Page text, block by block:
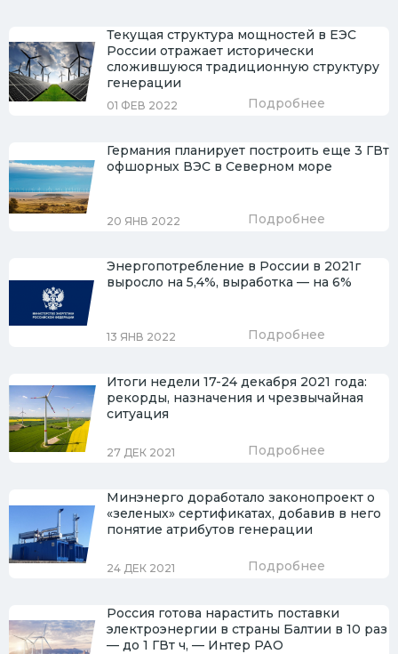
Текущая структура мощностей в ЕЭС
России отражает исторически
сложившуюся традиционную структуру
генерации
01 ФЕВ 2022 Подробнее
Германия планирует построить еще 3 ГВт
офшорных ВЭС в Северном море
20 ЯНВ 2022 Подробнее
Энергопотребление в России в 2021г
выросло на 5,4%, выработка — на 6%
13 ЯНВ 2022 Подробнее
Итоги недели 17-24 декабря 2021 года:
рекорды, назначения и чрезвычайная
ситуация
27 ДЕК 2021 Подробнее
Минэнерго доработало законопроект о
«зеленых» сертификатах, добавив в него
понятие атрибутов генерации
24 ДЕК 2021 Подробнее
Россия готова нарастить поставки
электроэнергии в страны Балтии в 10 раз
— до 1 ГВт ч, — Интер РАО